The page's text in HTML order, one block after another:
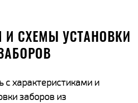
И СХЕМЫ УСТАНОВКИ
с характеристиками и
заборов из